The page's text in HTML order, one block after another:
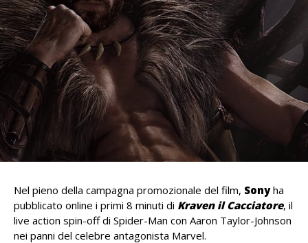
Nel pieno della campagna promozionale del film, Sonyha
pubblicato online i primi 8 minuti di Kraven il Cacciatore, il
live action spin-off di Spider-Man con Aaron Taylor-Johnson
nei panni del celebre antagonista Marvel.